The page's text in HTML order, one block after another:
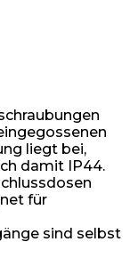
liegt bei,
damit IP44.
für
sind selbst